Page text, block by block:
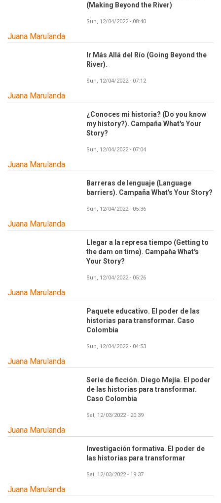
(Making Beyond the River)
Sun, 12/04/2022 - 08:40
Juana Marulanda
Ir Más Allá del Río (Going Beyond the
River).
Sun, 12/04/2022 - 07:12
Juana Marulanda
¿Conoces mi historia? (Do you know
my history?). Campaña What's Your
Story?
Sun, 12/04/2022 - 07:04
Juana Marulanda
Barreras de lenguaje (Language
barriers). Campaña What's Your Story?
Sun, 12/04/2022 - 05:36
Juana Marulanda
Llegar a la represa tiempo (Getting to
the dam on time). Campaña What's
Your Story?
Sun, 12/04/2022 - 05:26
Juana Marulanda
Paquete educativo. El poder de las
historias para transformar. Caso
Colombia
Sun, 12/04/2022 - 04:53
Juana Marulanda
Serie de ficción. Diego Mejía. El poder
de las historias para transformar.
Caso Colombia
Sat, 12/03/2022 - 20:39
Juana Marulanda
Investigación formativa. El poder de
las historias para transformar
Sat, 12/03/2022 - 19:37
Juana Marulanda